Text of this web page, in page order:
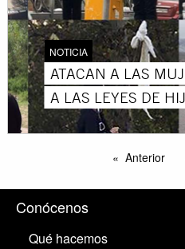
NOTICIA
ATACAN A LAS
A LAS LEYES DE
Anterior
Conócenos
Qué hacemos